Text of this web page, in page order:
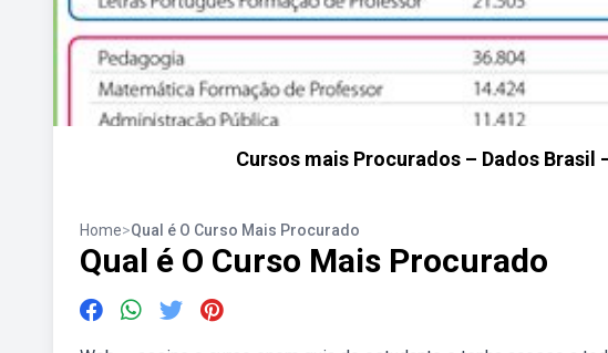
Cursos mais Procurados – Dados Brasil
Home>Qual é O Curso Mais Procurado
Qual é O Curso Mais Procurado